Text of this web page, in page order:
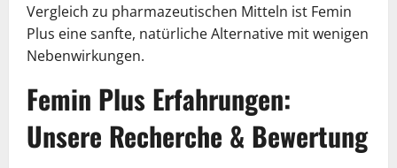
Vergleich zu pharmazeutischen Mitteln ist Femin
Plus eine sanfte, natürliche Alternative mit wenigen
Nebenwirkungen.
Femin Plus Erfahrungen:
Unsere Recherche & Bewertung